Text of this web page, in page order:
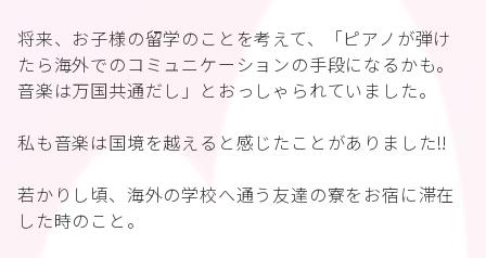
将来、お子様の留学のことを考えて、「ピアノが弾け
たら海外でのコミュニケーションの手段になるかも。
音楽は万国共通だし」とおっしゃられていました。
私も音楽は国境を越えると感じたことがありました‼️
若かりし頃、海外の学校へ通う友達の寮をお宿に滞在
した時のこと。